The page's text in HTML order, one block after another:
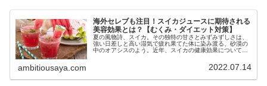
海外セレブも注目！スイカジュースに期待される
美容効果とは？【むくみ・ダイエット対策】
夏の風物詩、スイカ。その独特の甘さとみずみずしさは、
強い日差しと高い湿気で疲れ果てた体に染み渡る、砂漠の
中のオアシスのよう。近年、スイカの健康効果について、
ambitiousaya.com 2022.07.14